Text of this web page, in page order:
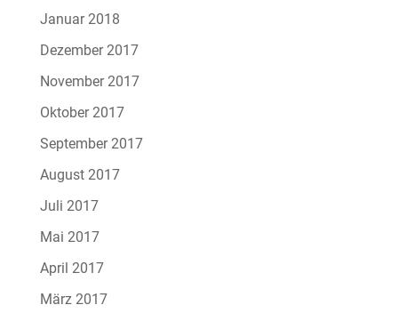
Januar 2018
Dezember 2017
November 2017
Oktober 2017
September 2017
August 2017
Juli 2017
Mai 2017
April 2017
März 2017